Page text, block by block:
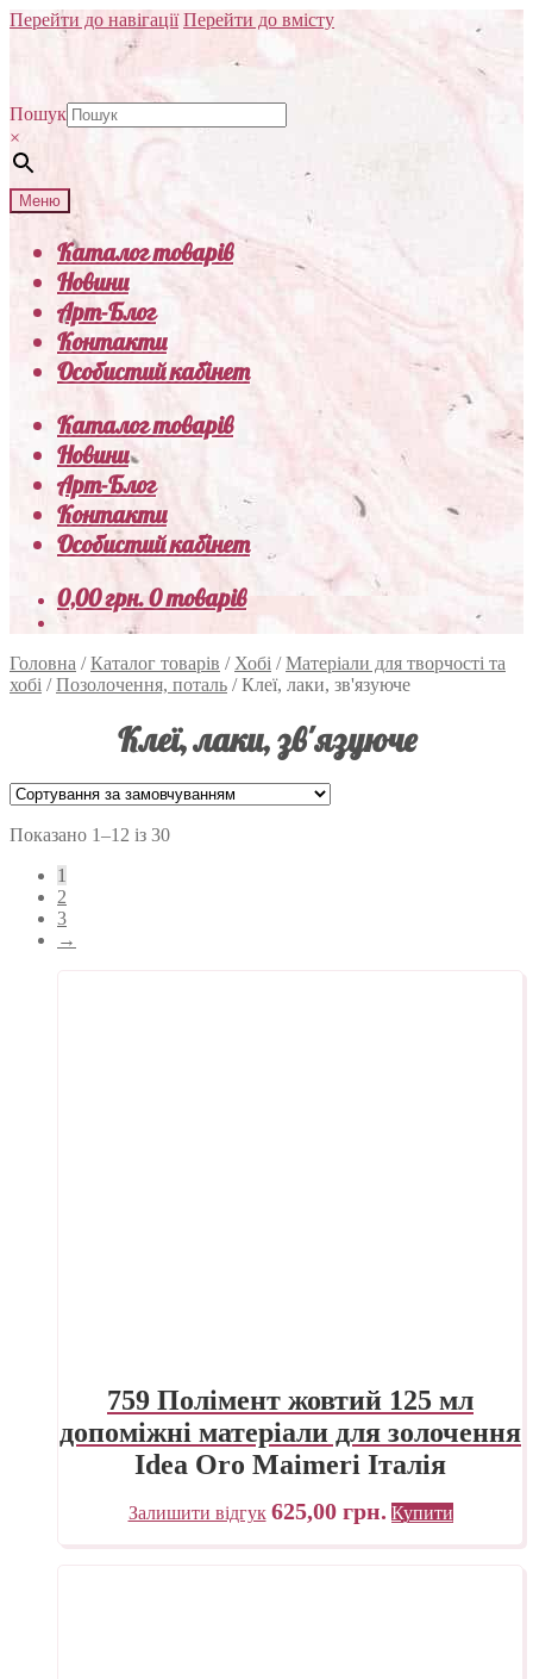
Перейти до навігації Перейти до вмісту
Пошук
×
Меню
Каталог товарів
Новини
Арт-Блог
Контакти
Особистий кабінет
Каталог товарів
Новини
Арт-Блог
Контакти
Особистий кабінет
0,00грн.0 товарів
Головна /Каталог товарів / Хобі /Матеріали для творчості та
хобі /Позолочення, поталь /Клеї, лаки, зв'язуюче
Клеї, лаки, зв'язуюче
Показано 1–12 із 30
1
2
3
→
759 Полімент жовтий 125 мл
допоміжні матеріали для золочення
Idea Oro Maimeri Італія
Залишити відгук 625,00 грн. Купити